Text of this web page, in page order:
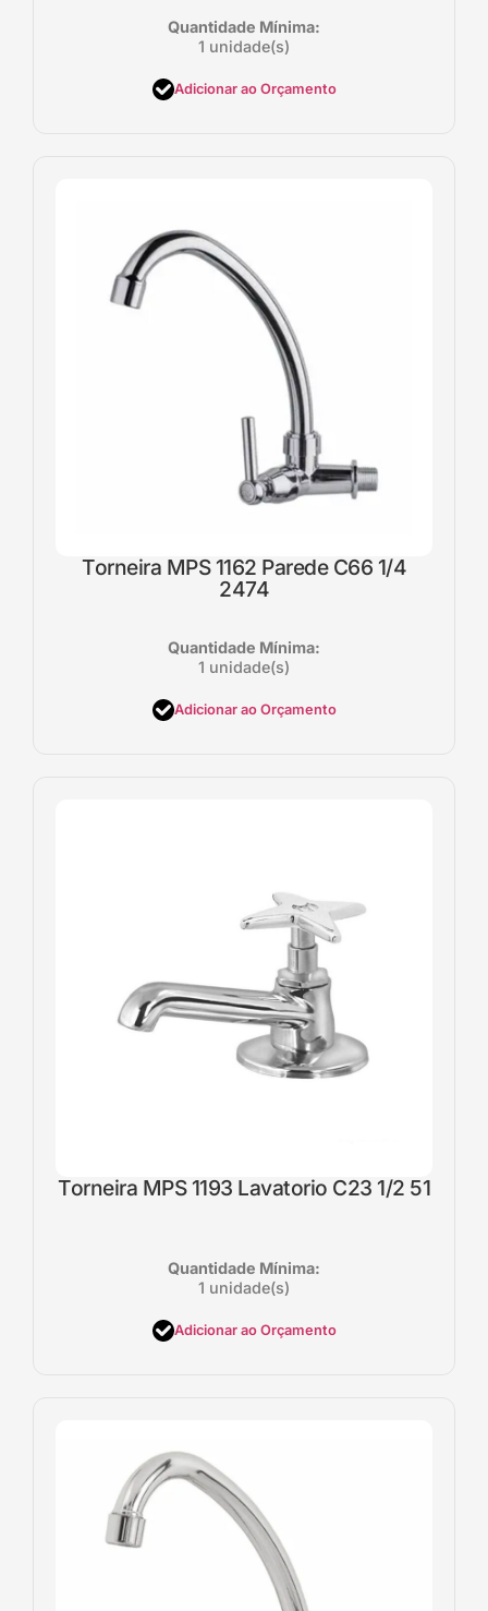
Quantidade Mínima:
1 unidade(s)
Adicionar ao Orçamento
Torneira MPS 1162 Parede C66 1/4
2474
Quantidade Mínima:
1 unidade(s)
Adicionar ao Orçamento
Torneira MPS 1193 Lavatorio C23 1/2 51
Quantidade Mínima:
1 unidade(s)
Adicionar ao Orçamento